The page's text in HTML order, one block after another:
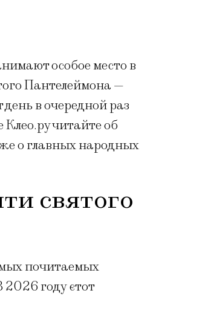
особое место в
Пантелеймона —
в очередной раз
читайте об
о главных народных
святого
почитаемых
2026 году єтот